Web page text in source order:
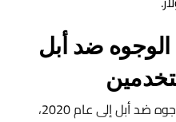
كيف تنقل ذاكرتك من ChatGPT إلى Claude دليل
تفضيلاتك
ضد أبل
تعود بداية دعوى التعرف على الوجوه ضد أبل إلى عام 2020،